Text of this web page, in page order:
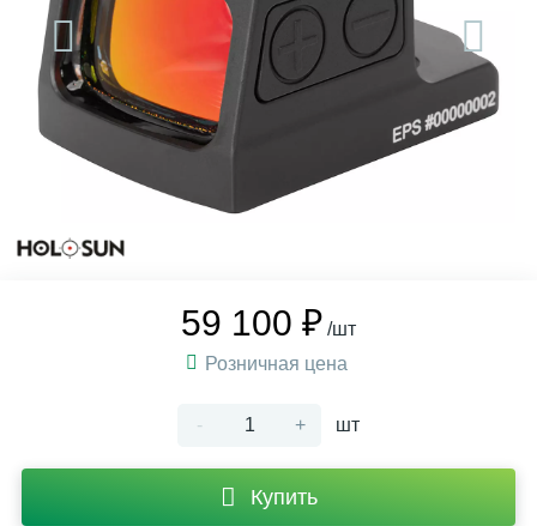
59 100 ₽ /шт
Розничная цена
- + шт
Купить